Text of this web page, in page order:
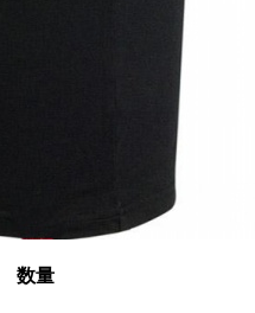
数量